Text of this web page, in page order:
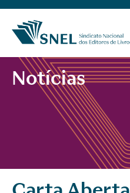
Notícias